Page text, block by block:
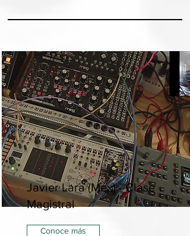
Javier Lara (Mex) - Clase
Magistral
Conoce más